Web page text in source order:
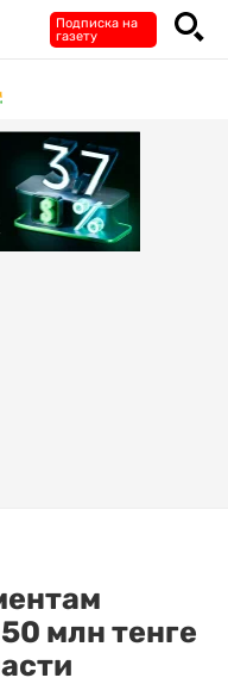
Подписка на
газету
млн тенге